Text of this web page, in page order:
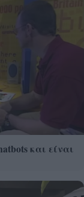
και είναι